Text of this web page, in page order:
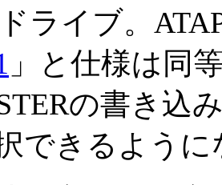
ライブ。
」と仕様は同
の書き込
できるよう